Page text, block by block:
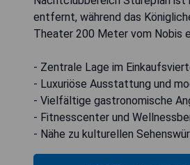
entfernt, während das
Theater 200 Meter vom Nobis
- Zentrale Lage im
- Luxuriöse Ausstattung und
- Vielfältige gastronomische
- Fitnesscenter und
- Nähe zu kulturellen